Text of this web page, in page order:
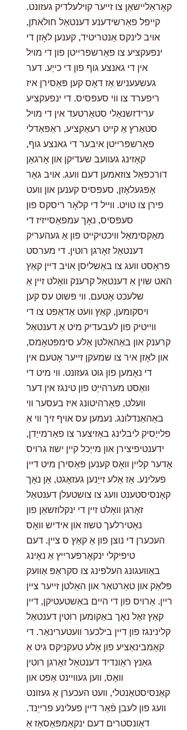
קאָראַליישאַן צו זייער קוילעלדיק געזונט.
קייפל פאַרשידענע דענטאַל חולאתן,
אויב לינקס אַנטריטיד, קענען לאָזן די
ינפעקציע צו פאַרשפּרייטן פון די מויל
אין די גאנצע גוף פון די כייַע. דער
געשעעניש אַז דאָס קען פּאַסירן איז
ריפערד צו ווי סעפּסיס. די ינפעקציע
ערידזשנאַלי סטאַרטעד אין די מויל
סטאַרץ אַ קייט רעאַקציע, ראַפּאַדלי
פאַרשפּרייטן איבער די גאנצע גוף,
קאָזינג געוועב שעדיקן און אָרגאַן
דורכפאַל צוזאמען דעם וועג. אויב גאָר
אָפּגעלאָזן, סעפּסיס קענען און וועט
פירן צו טויט. ווייל די קלאָר ריסקס פון
סעפּסיס, נאָך עמפאַסייזיז די
מאַקסימאַל וויכטיקייט פון אַ געהעריק
דענטאַל זאָרגן רוטין. די מערסט
פּראָסט וועג צו באַשליסן אויב דיין קאַץ
האט שוין אַ דענטאַל קרענק וואָלט זיין אַ
שלעכט אָטעם. ווי פּשוט עס קען
ויסקומען, קאַץ וועט אַדאַפּט צו די
ווייטיק פון לעבעדיק מיט אַ דענטאַל
קרענק און באַהאַלטן אַלע סימפּטאָמס,
און לאָזן איר צו שמעקן זייער אָטעם אין
די נאָמען פון גוט געזונט. ווי מיט די
וואַסט מערהייַט פון טינגז אין דער
וועלט, פאַרהיטונג איז בעסער ווי
באַהאַנדלונג. נעמען עס אויף זיך ווי אַ
פלייַסיק ליבלינג באַזיצער צו פאַרמייַדן,
ידענטיפיצירן און מייַכל קיין ישוז גרויס
אָדער קליין וואָס קענען פּאַסירן מיט דיין
פעלינע. אַז אַלע זייַנען געזאָגט, אַן נאָך
קאָנסיסטענט וועג צו צושטעלן דענטאַל
זאָרגן וואָלט זיין די ינקלוזשאַן פון
נאַטירלעך טשוז און אידיש וואָס
העכערן די נוצן פון אַ קאַץ ס ציין. דעם
טיפּיקלי ינקאָרפּערייץ אַ נאָינג
באַוועגונג העלפּינג צו סקראַפּ אַוועק
פּלאַק און טאַרטאַר און האַלטן זייער ציין
ריין. אַרויס פון די היים באַשטעטיקן, דיין
קאַץ זאָל נאָך באַקומען רוטין דענטאַל
קלינינגז פון דיין בילכער וועטערינאַר. די
קאָמבינאַציע פון אַלע טעקניקס גיט אַ
גאַנץ ראַונדיד דענטאַל זאָרגן רוטין
וואָס, ווען געוויינט אָפט און
קאַנסיסטאַנטלי, וועט העכערן אַ געזונט
וועג פון לעבן פֿאַר דיין פעלינע פרייַנד.
דאַונסטרים דעם ינקאַמפּאַסאַז אַ